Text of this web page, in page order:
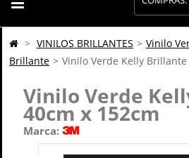
> VINILOS BRILLANTES > Vinilo
Brillante > Vinilo Verde Kelly Brillante
Vinilo Verde
40cm x 152cm
Marca: